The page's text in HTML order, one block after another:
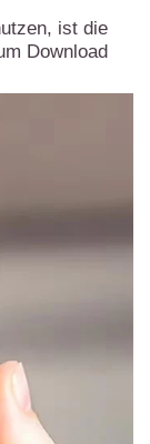
ist die
Download